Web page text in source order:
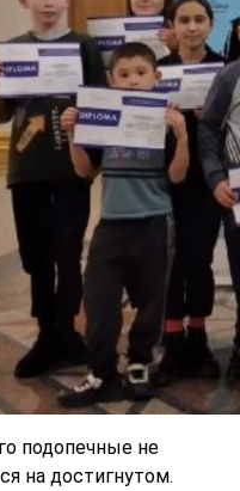
подопечные не
на достигнутом.